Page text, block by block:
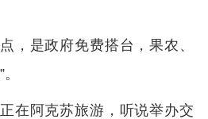
，是政府免费搭台，果农、
在阿克苏旅游，听说举办交